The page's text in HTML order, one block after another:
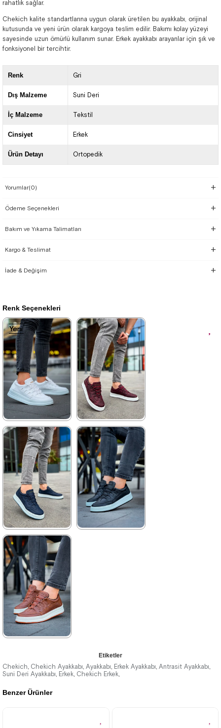
Benzer Ürünler
rahatlık sağlar.
Chekich kalite standartlarına uygun olarak üretilen bu ayakkabı, orijinal
kutusunda ve yeni ürün olarak kargoya teslim edilir. Bakımı kolay yüzeyi
sayesinde uzun ömürlü kullanım sunar. Erkek ayakkabı arayanlar için şık ve
fonksiyonel bir tercihtir.
Renk Gri
Dış Malzeme Suni Deri
İç Malzeme Tekstil
Cinsiyet Erkek
Ürün Detayı Ortopedik
Yorumlar(0)
Ödeme Seçenekleri
Bakım ve Yıkama Talimatları
Kargo & Teslimat
İade & Değişim
Renk Seçenekleri
★ ★ ★ ★
3.520,00 ₺
5.104,00 ₺
%31İndirim
Ücretsiz
Kargo
Yeni
Ürün
★ ★ ★ ★ ★
3.520,00 ₺
5.104,00 ₺
%31İndirim
Ücretsiz
Kargo
Yeni
Ürün
★ ★ ★ ★ ★
3.520,00 ₺
5.104,00 ₺
%31İndirim
Ücretsiz
Kargo
Yeni
Ürün
Yeni
Ürün
3.520,00 ₺
Yeni
Ürün
Etiketler
Chekich, Chekich Ayakkabı, Ayakkabı, Erkek Ayakkabı, Antrasit Ayakkabı,
Suni Deri Ayakkabı, Erkek, Chekich Erkek,